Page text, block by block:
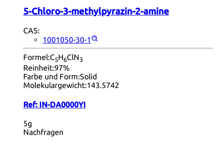
5-Chloro-3-methylpyrazin-2-amine
CAS:
1001050-30-1
Formel:C5H6ClN3
Reinheit:97%
Farbe und Form:Solid
Molekulargewicht:143.5742
Ref: IN-DA0000YI
5g
Nachfragen